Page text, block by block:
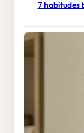
7 habitudes